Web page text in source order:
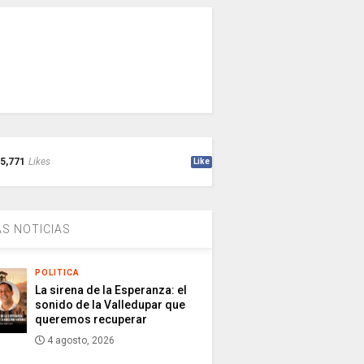
5,771 Likes Like
NOTICIAS
POLITICA
La sirena de la Esperanza: el
sonido de la Valledupar que
queremos recuperar
4 agosto, 2026